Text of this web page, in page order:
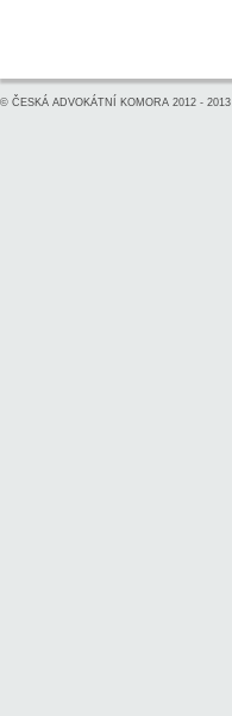
© ČESKÁ ADVOKÁTNÍ KOMORA 2012 - 2013